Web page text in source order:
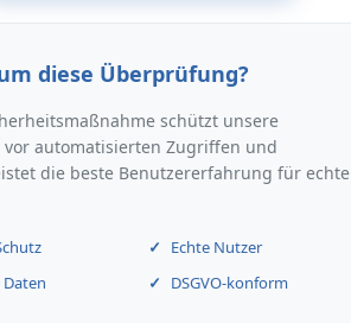
diese Überprüfung?
schützt unsere
vor automatisierten Zugriffen und
die beste Benutzererfahrung für echte
Echte Nutzer
Daten
DSGVO-konform